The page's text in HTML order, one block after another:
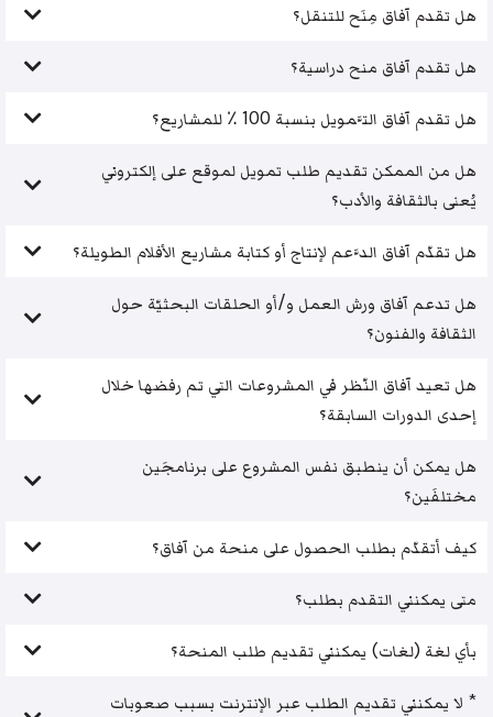
هل تقدم آفاق مِنَح للتنقل؟
هل تقدم آفاق منح دراسية؟
هل تقدم آفاق التَّمويل بنسبة 100 ٪ للمشاريع؟
هل من الممكن تقديم طلب تمويل لموقع على إلكتروني
يُعنى بالثقافة والأدب؟
هل تقدّم آفاق الدَّعم لإنتاج أو كتابة مشاريع الأفلام الطويلة؟
هل تدعم آفاق ورش العمل و/أو الحلقات البحثيّة حول
الثقافة والفنون؟
هل تعيد آفاق النّظر في المشروعات التي تم رفضها خلال
إحدى الدورات السابقة؟
هل يمكن أن ينطبق نفس المشروع على برنامجَين
مختلفَين؟
كيف أتقدّم بطلب الحصول على منحة من آفاق؟
متى يمكنني التقدم بطلب؟
بأي لغة (لغات) يمكنني تقديم طلب المنحة؟
* لا يمكنني تقديم الطلب عبر الإنترنت بسبب صعوبات